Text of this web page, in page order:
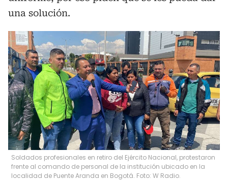
una solución.
Soldados profesionales en retiro del Ejército Nacional, protestaron
frente al comando de personal de la institución ubicado en la
localidad de Puente Aranda en Bogotá. Foto: W Radio.